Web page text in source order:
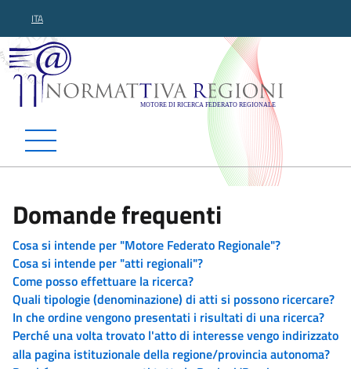
ITA
Normattiva Regioni -
Domande frequenti
Cosa si intende per "Motore Federato Regionale"?
Cosa si intende per "atti regionali"?
Come posso effettuare la ricerca?
Quali tipologie (denominazione) di atti si possono ricercare?
In che ordine vengono presentati i risultati di una ricerca?
Perché una volta trovato l'atto di interesse vengo indirizzato
alla pagina istituzionale della regione/provincia autonoma?